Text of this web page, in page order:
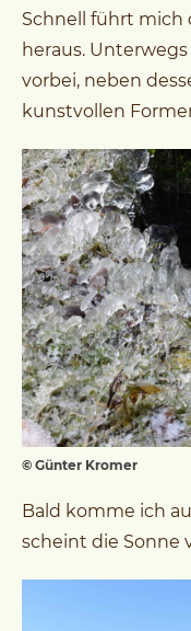
Schnell führt mich
heraus.
vorbei, neben
kunstvollen
© Günter Kromer
Bald komme ich
scheint die Sonne